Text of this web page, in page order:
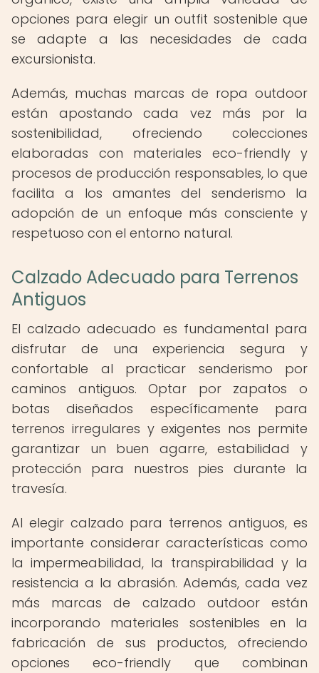
opciones para elegir un outfit sostenible que
se adapte a las necesidades de cada
excursionista.
Además, muchas marcas de ropa outdoor
están apostando cada vez más por la
sostenibilidad, ofreciendo colecciones
elaboradas con materiales eco-friendly y
procesos de producción responsables, lo que
facilita a los amantes del senderismo la
adopción de un enfoque más consciente y
respetuoso con el entorno natural.
Calzado Adecuado para Terrenos
Antiguos
El calzado adecuado es fundamental para
disfrutar de una experiencia segura y
confortable al practicar senderismo por
caminos antiguos. Optar por zapatos o
botas diseñados específicamente para
terrenos irregulares y exigentes nos permite
garantizar un buen agarre, estabilidad y
protección para nuestros pies durante la
travesía.
Al elegir calzado para terrenos antiguos, es
importante considerar características como
la impermeabilidad, la transpirabilidad y la
resistencia a la abrasión. Además, cada vez
más marcas de calzado outdoor están
incorporando materiales sostenibles en la
fabricación de sus productos, ofreciendo
opciones eco-friendly que combinan